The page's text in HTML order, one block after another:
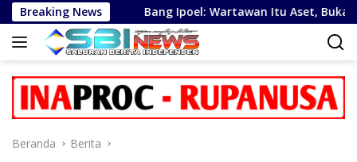
Langsung
ke
konten
Breaking NewsBang Ipoel: Wartawan Itu Aset, Bukan Sekedar
Beranda Berita